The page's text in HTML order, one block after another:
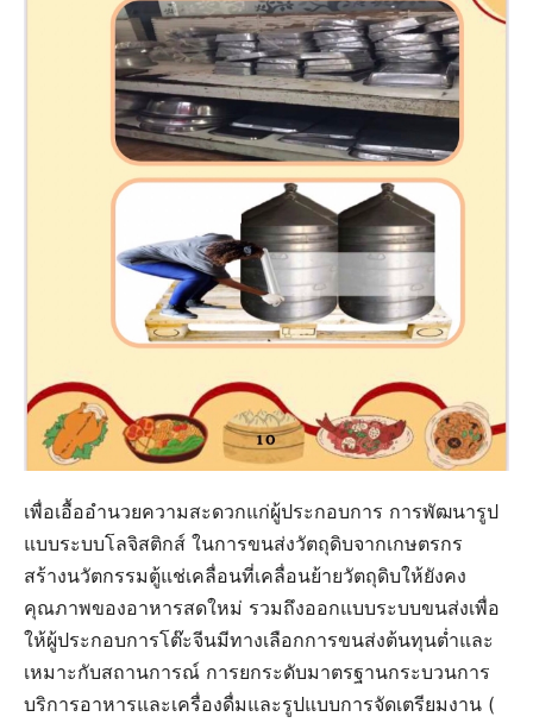
เพื่อเอื้ออำนวยความสะดวกแก่ผู้ประกอบการ การพัฒนารูป
แบบระบบโลจิสติกส์ ในการขนส่งวัตถุดิบจากเกษตรกร
สร้างนวัตกรรมตู้แช่เคลื่อนที่เคลื่อนย้ายวัตถุดิบให้ยังคง
คุณภาพของอาหารสดใหม่ รวมถึงออกแบบระบบขนส่งเพื่อ
ให้ผู้ประกอบการโต๊ะจีนมีทางเลือกการขนส่งต้นทุนต่ำและ
เหมาะกับสถานการณ์ การยกระดับมาตรฐานกระบวนการ
บริการอาหารและเครื่องดื่มและรูปแบบการจัดเตรียมงาน (